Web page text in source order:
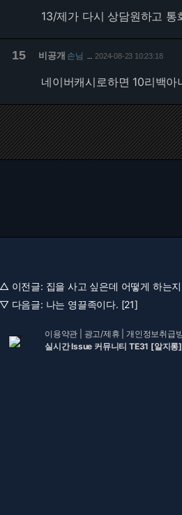
13/제가 다시 상담원하고 통
15 비공개 손님 2024-08-23 10:23:18
네이버캐시로하면 10리백아
△ 이전글: 집을 사고 싶은데 어떻게 하는
▽ 다음글: 나는 영끌족이다. [21]
이용약관 광고/제휴 |개인정보취급
실시간 Issue 커뮤니티 TE31 [알지